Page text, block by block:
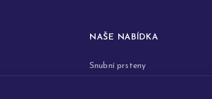
NAŠE NABÍDKA
Snubní prsteny